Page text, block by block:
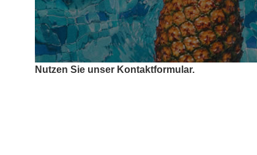
Nutzen Sie unser Kontaktformular.